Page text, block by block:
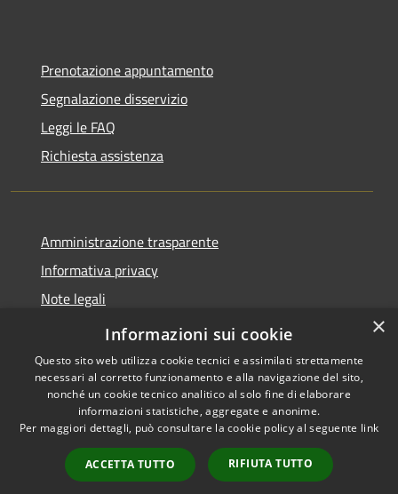
Prenotazione appuntamento
Segnalazione disservizio
Leggi le FAQ
Richiesta assistenza
Amministrazione trasparente
Informativa privacy
Note legali
Dichiarazione di accessibilità
Accessibilità
Copyright © 2026 • Comune di
Carovigno • Powered by
Municipium•
Accesso
redazione
×
Informazioni sui cookie
Questo sito web utilizza cookie tecnici e assimilati strettamente
necessari al corretto funzionamento e alla navigazione del sito,
nonché un cookie tecnico analitico al solo fine di elaborare
informazioni statistiche, aggregate e anonime.
Per maggiori dettagli, può consultare la cookie policy al seguente link
ACCETTA TUTTO RIFIUTA TUTTO